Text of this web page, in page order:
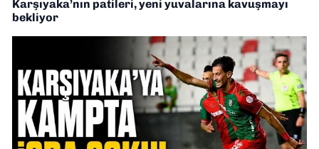
Karşıyaka’nın patileri, yeni yuvalarına kavuşmayı
bekliyor